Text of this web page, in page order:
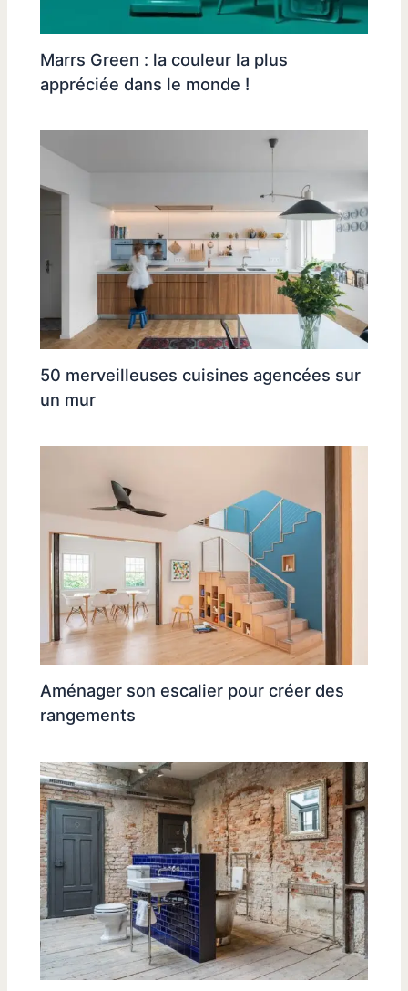
Marrs Green : la couleur la plus
appréciée dans le monde !
50 merveilleuses cuisines agencées sur
un mur
Aménager son escalier pour créer des
rangements